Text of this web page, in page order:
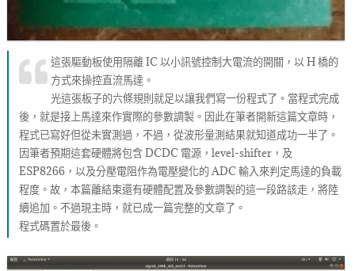
這張驅動板使用隔離 IC 以小訊號控制大電流的開關，以 H 橋的
方式來操控直流馬達。
光這張板子的六條規則就足以讓我們寫一份程式了。當程式完成
後，就是接上馬達來作實際的參數調製。因此在筆者開新這篇文章時，
程式已寫好但從未實測過，不過，從波形量測結果就知道成功一半了。
因筆者預期這套硬體將包含 DCDC 電源，level-shifter，及
ESP8266，以及分壓電阻作為電壓變化的 ADC 輸入來判定馬達的負載
程度。故，本篇離結束還有硬體配置及參數調製的這一段路該走，將陸
續追加。不過現主時，就已成一篇完整的文章了。
程式碼置於最後。